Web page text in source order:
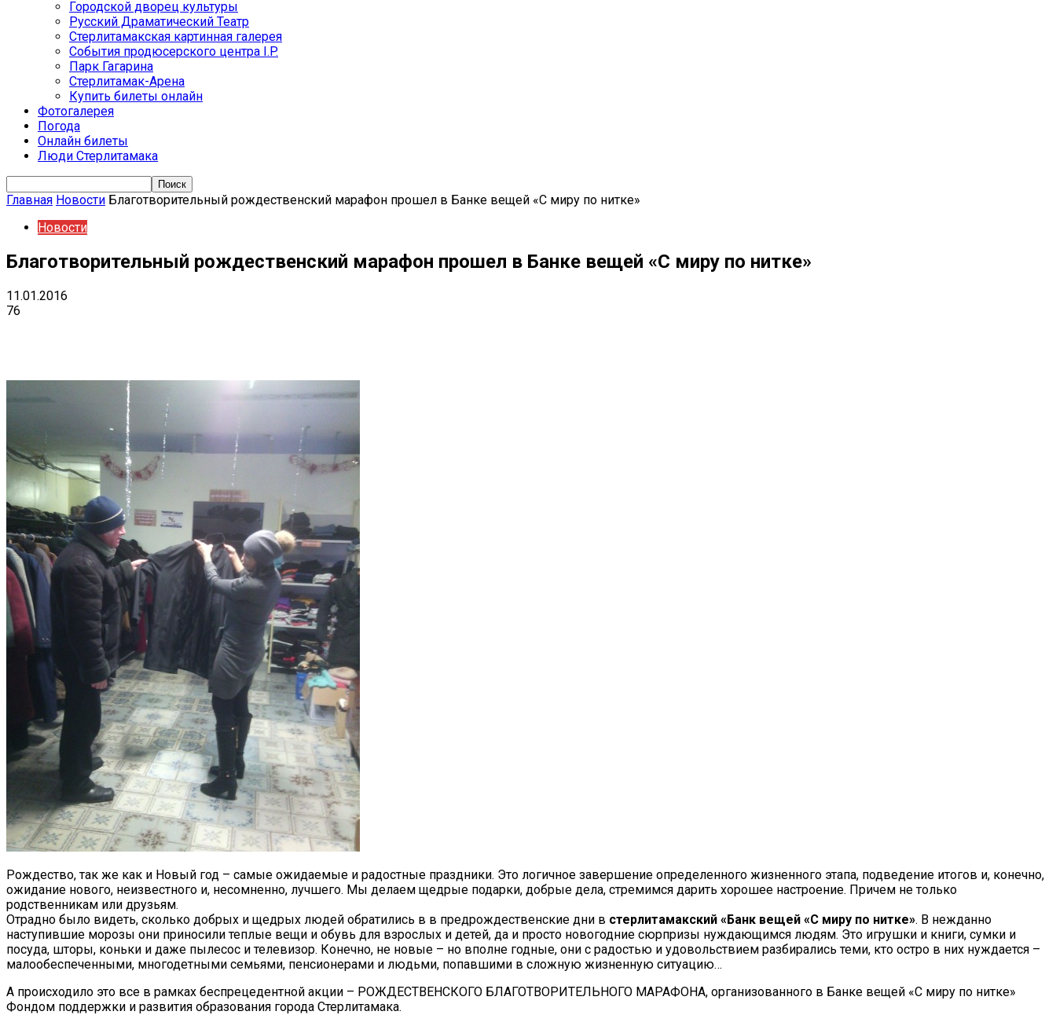
Городской дворец культуры
Русский Драматический Театр
Стерлитамакская картинная галерея
События продюсерского центра I.P.
Парк Гагарина
Стерлитамак-Арена
Купить билеты онлайн
Фотогалерея
Погода
Онлайн билеты
Люди Стерлитамака
Главная Новости Благотворительный рождественский марафон прошел в Банке вещей «С миру по нитке»
Новости
Благотворительный рождественский марафон прошел в Банке вещей «С миру по нитке»
11.01.2016
76
Рождество, так же как и Новый год – самые ожидаемые и радостные праздники. Это логичное завершение определенного жизненного этапа, подведение итогов и, конечно,
ожидание нового, неизвестного и, несомненно, лучшего. Мы делаем щедрые подарки, добрые дела, стремимся дарить хорошее настроение. Причем не только
родственникам или друзьям.
Отрадно было видеть, сколько добрых и щедрых людей обратились в в предрождественские дни в стерлитамакский «Банк вещей «С миру по нитке». В нежданно
наступившие морозы они приносили теплые вещи и обувь для взрослых и детей, да и просто новогодние сюрпризы нуждающимся людям. Это игрушки и книги, сумки и
посуда, шторы, коньки и даже пылесос и телевизор. Конечно, не новые – но вполне годные, они с радостью и удовольствием разбирались теми, кто остро в них нуждается –
малообеспеченными, многодетными семьями, пенсионерами и людьми, попавшими в сложную жизненную ситуацию…
А происходило это все в рамках беспрецедентной акции – РОЖДЕСТВЕНСКОГО БЛАГОТВОРИТЕЛЬНОГО МАРАФОНА, организованного в Банке вещей «С миру по нитке»
Фондом поддержки и развития образования города Стерлитамака.